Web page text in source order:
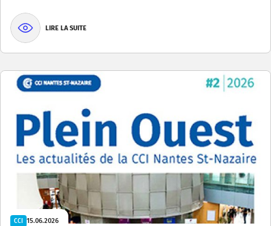
LIRE LA SUITE
CCI 15.06.2026